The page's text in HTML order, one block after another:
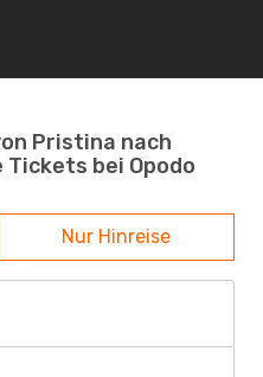
Pristina nach
Tickets bei Opodo
Nur Hinreise